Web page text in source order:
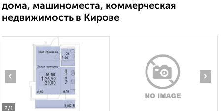
дома, машиноместа, коммерческая
недвижимость в Кирове
2/1
‹ ›